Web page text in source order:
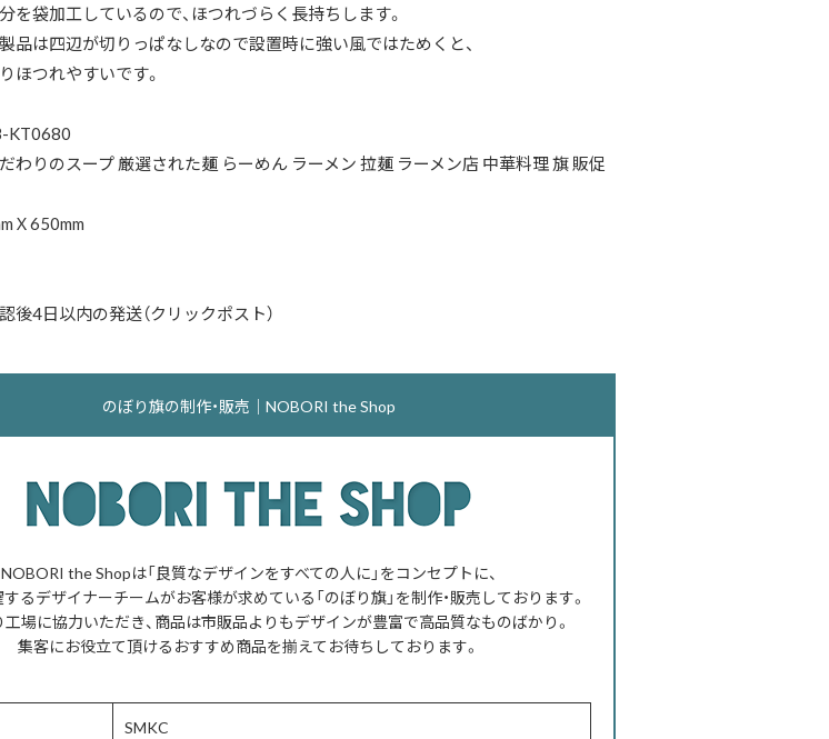
を袋加工しているので、ほつれづらく長持ちします。
品は四辺が切りっぱなしなので設置時に強い風ではためくと、
ほつれやすいです。
KT0680
だわりのスープ 厳選された麺 らーめん ラーメン 拉麺 ラーメン店 中華料理 旗 販促
Ｘ650mm
後4日以内の発送（クリックポスト）
のぼり旗の制作・販売｜NOBORI the Shop
NOBORI the Shopは「良質なデザインをすべての人に」をコンセプトに、
るデザイナーチームがお客様が求めている「のぼり旗」を制作・販売しております。
場に協力いただき、商品は市販品よりもデザインが豊富で高品質なものばかり。
集客にお役立て頂けるおすすめ商品を揃えてお待ちしております。
SMKC